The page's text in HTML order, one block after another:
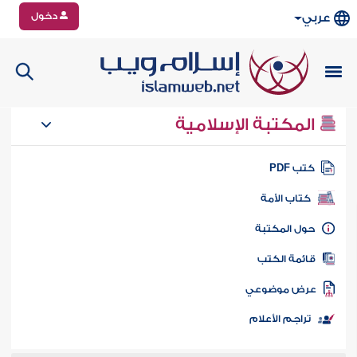
عربي دخول
المكتبة الإسلامية
كتب PDF
كتاب الأمة
المكتبة
الكتب
موضوعي